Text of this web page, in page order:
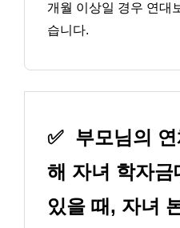
개월 이상일 경우 연대
습니다.
✅ 부모님의
해 자녀 학자금
있을 때, 자녀